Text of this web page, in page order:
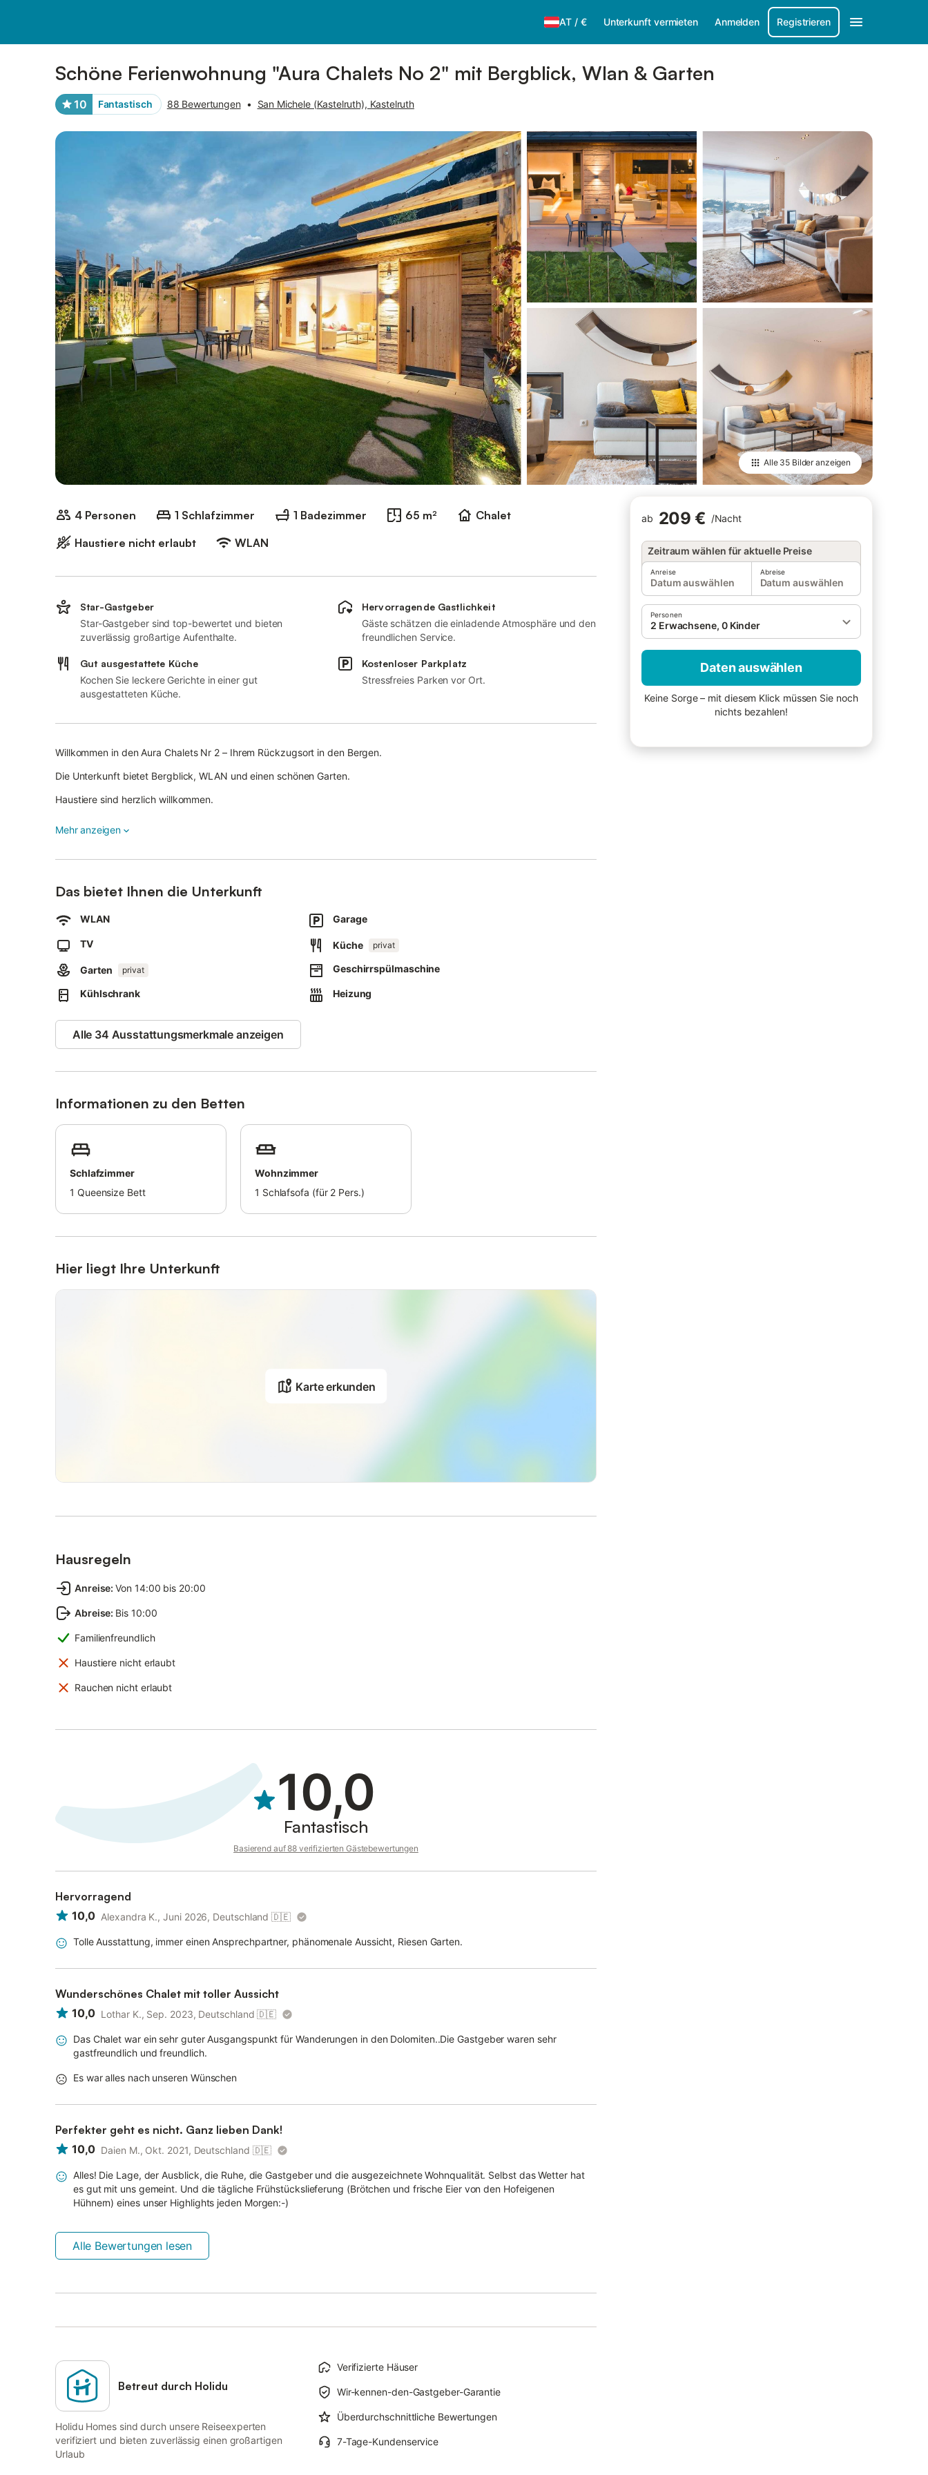
AT / € Unterkunft vermieten Anmelden Registrieren
Schöne Ferienwohnung "Aura Chalets No 2" mit Bergblick, Wlan & Garten
10 Fantastisch 88 Bewertungen • San Michele (Kastelruth), Kastelruth
Alle 35 Bilderanzeigen
4 Personen 1 Schlafzimmer 1 Badezimmer 65 m²
Chalet
Haustiere nicht erlaubt
WLAN
ab 209 € /Nacht
Zeitraum wählen für aktuelle Preise
Anreise
Datum auswählen
Abreise
Datum auswählen
Personen
2 Erwachsene, 0 Kinder
Daten auswählen
Keine Sorge – mit diesem Klick müssen Sie noch
nichts bezahlen!
Star-Gastgeber
Star-Gastgeber sind top-bewertet und bieten
zuverlässig großartige Aufenthalte.
Hervorragende Gastlichkeit
Gäste schätzen die einladende Atmosphäre und den
freundlichen Service.
Gut ausgestattete Küche
Kochen Sie leckere Gerichte in einer gut
ausgestatteten Küche.
Kostenloser Parkplatz
Stressfreies Parken vor Ort.
Willkommen in den Aura Chalets Nr 2 – Ihrem Rückzugsort in den Bergen.
Die Unterkunft bietet Bergblick, WLAN und einen schönen Garten.
Haustiere sind herzlich willkommen.
Rechnung gestellt wird.
Mehr anzeigen
Das bietet Ihnen die Unterkunft
WLAN Garage
TV Küche privat
Garten privat Geschirrspülmaschine
Kühlschrank Heizung
Alle 34 Ausstattungsmerkmale anzeigen
Informationen zu den Betten
Schlafzimmer
1 Queensize Bett
Wohnzimmer
1 Schlafsofa (für 2 Pers.)
Hier liegt Ihre Unterkunft
Karte erkunden
Hausregeln
Anreise: Von 14:00 bis 20:00
Abreise: Bis 10:00
Familienfreundlich
Haustiere nicht erlaubt
Rauchen nicht erlaubt
10,0
Fantastisch
Basierend auf 88 verifizierten Gästebewertungen
Hervorragend
10,0 Alexandra K., Juni 2026, Deutschland 🇩🇪
Tolle Ausstattung, immer einen Ansprechpartner, phänomenale Aussicht, Riesen Garten.
Wunderschönes Chalet mit toller Aussicht
10,0 Lothar K., Sep. 2023, Deutschland 🇩🇪
Das Chalet war ein sehr guter Ausgangspunkt für Wanderungen in den Dolomiten..Die Gastgeber waren sehr
gastfreundlich und freundlich.
Es war alles nach unseren Wünschen
Perfekter geht es nicht. Ganz lieben Dank!
10,0 Daien M., Okt. 2021, Deutschland 🇩🇪
Alles! Die Lage, der Ausblick, die Ruhe, die Gastgeber und die ausgezeichnete Wohnqualität. Selbst das Wetter hat
es gut mit uns gemeint. Und die tägliche Frühstückslieferung (Brötchen und frische Eier von den Hofeigenen
Hühnern) eines unser Highlights jeden Morgen:-)
Alle Bewertungen lesen
Betreut durch Holidu
Holidu Homes sind durch unsere Reiseexperten
verifiziert und bieten zuverlässig einen großartigen
Urlaub
Verifizierte Häuser
Wir-kennen-den-Gastgeber-Garantie
Überdurchschnittliche Bewertungen
7-Tage-Kundenservice